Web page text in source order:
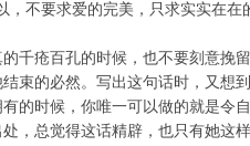
，不要求爱的完美，只求实实在
的千疮百孔的时候，也不要刻意挽
结束的必然。写出这句话时，又想
的时候，你唯一可以做的就是令自
处，总觉得这话精辟，也只有她这